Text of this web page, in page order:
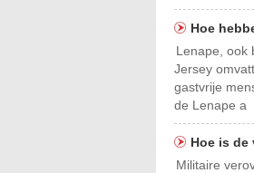
Hoe
Lenape, ook
Jersey
gastvrije
de Lenape a
Hoe is de
Militaire